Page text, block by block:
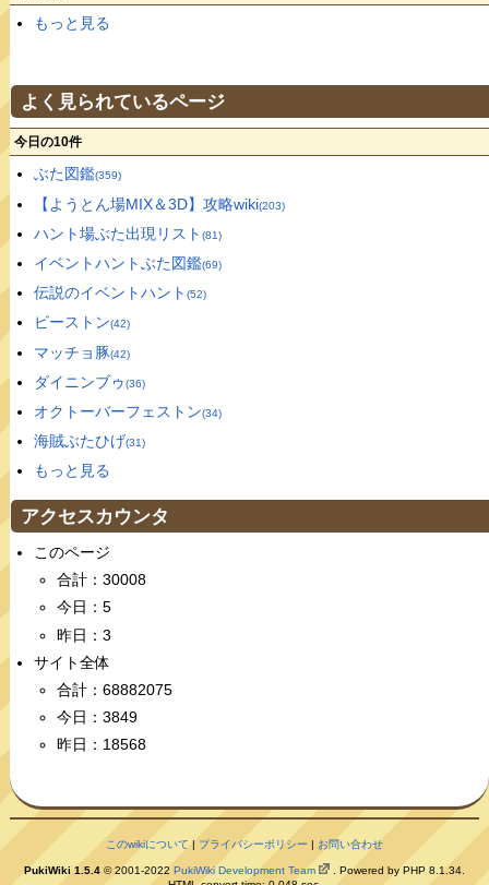
もっと見る
よく見られているページ
今日の10件
ぶた図鑑(359)
【ようとん場MIX＆3D】攻略wiki(203)
ハント場ぶた出現リスト (81)
イベントハントぶた図鑑(69)
伝説のイベントハント (52)
ビーストン(42)
マッチョ豚(42)
ダイニンブゥ(36)
オクトーバーフェストン(34)
海賊ぶたひげ(31)
もっと見る
アクセスカウンタ
このページ
合計：30008
今日：5
昨日：3
サイト全体
合計：68882075
今日：3849
昨日：18568
このwikiについて| プライバシーポリシー | お問い合わせ
PukiWiki 1.5.4 © 2001-2022 PukiWiki Development Team
. Powered by PHP 8.1.34.